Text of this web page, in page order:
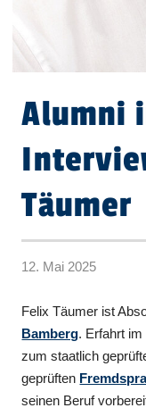
Alumni
Täumer
12. Mai 2025
Felix Täumer ist
Bamberg. Erfahrt
zum staatlich
geprüften
seinen Beruf